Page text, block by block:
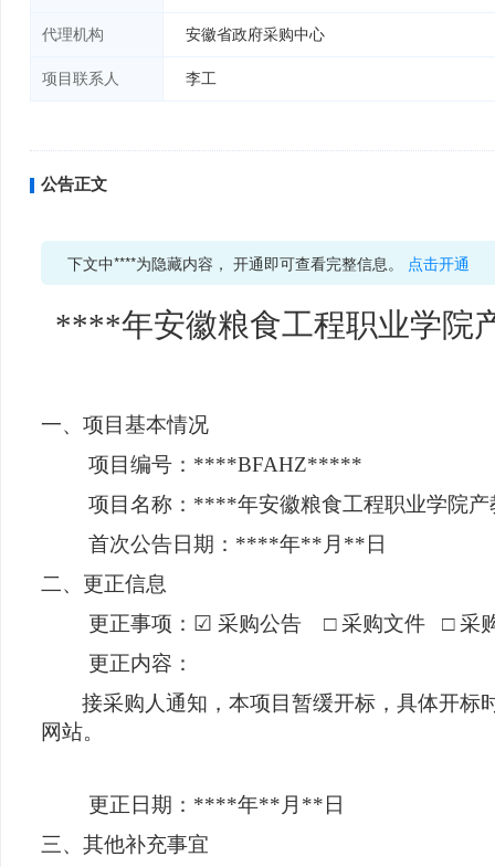
代理机构 安徽省政府采购中心
项目联系人 李工
公告正文
下文中****为隐藏内容， 开通即可查看完整信息。 点击开通
****年安徽粮食工程职业学院
一、项目基本情况
项目编号：****BFAHZ*****
项目名称：****年安徽粮食工程职业学院
首次公告日期：****年**月**日
二、更正信息
更正事项：☑ 采购公告 □ 采购文件 □ 采
更正内容：
接采购人通知，本项目暂缓开标，具体开标
网站。
更正日期：****年**月**日
三、其他补充事宜